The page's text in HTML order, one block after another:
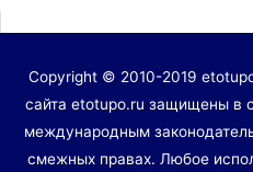
Copyright © 2010-2019
сайта etotupo.ru защищены в
международным
смежных правах. Любое